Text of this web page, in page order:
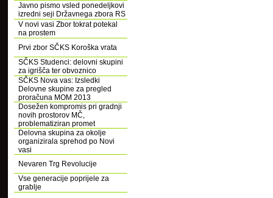
Javno pismo vsled ponedeljkovi
izredni seji Državnega zbora RS
V novi vasi Zbor tokrat potekal
na prostem
Prvi zbor SČKS Koroška vrata
SČKS Studenci: delovni skupini
za igrišča ter obvoznico
SČKS Nova vas: Izsledki
Delovne skupine za pregled
proračuna MOM 2013
Dosežen kompromis pri gradnji
novih prostorov MČ,
problematiziran promet
Delovna skupina za okolje
organizirala sprehod po Novi
vasi
Nevaren Trg Revolucije
Vse generacije poprijele za
grablje